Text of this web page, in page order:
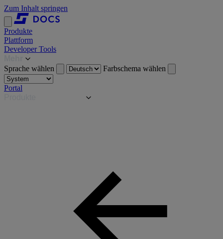
Zum Inhalt springen
Produkte
Plattform
Developer Tools
Sprache wählen
Farbschema wählen
Portal